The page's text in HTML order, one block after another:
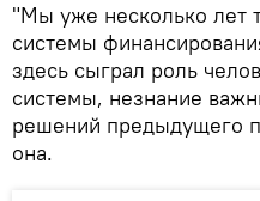
"Мы уже несколько лет
системы
здесь сыграл роль
системы, незнание
решений предыдущего
она.